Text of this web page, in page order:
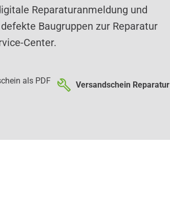
Reparaturanmeldung und
Baugruppen zur Reparatur
Center.
als PDF Versandschein Reparatur